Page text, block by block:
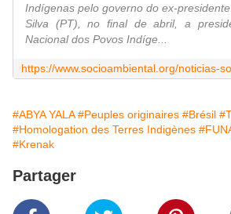
Indígenas pelo governo do ex-
Silva (PT), no final de abril, a
Nacional dos Povos Indíge...
#ABYA YALA #Peuples originaires #Brésil
#Homologation des Terres Indigènes
#Krenak
Partager